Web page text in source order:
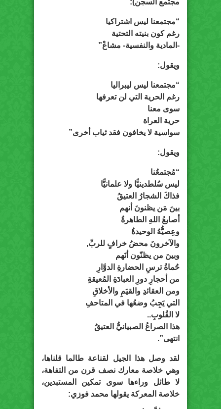
مجتمع السجن):
“مجتمعنا ليس اشتراكيا
رغم كون بنيته التحتية
-المادية والنفسية- مشاعْ”
ويقول:
“مجتمعنا ليس ليبراليا
رغم الحرية التي لن تعرفها
سوى معنا
حرية العراة
سواسية لا يخافون فقد ثياب أخرى”
ويقول:
“مُجتمعُنا
ليس سُلطدينيًّا ولا علمانيًّا
فذاكَ الشجارُ العتيقُ
بينَ مَن يظنونَ أنهم
أصابعُ اللهِ الطاهرةُ
وعِصيُّهُ الوحيدةُ
والآخرونَ محضُ خرافٍ للربِّ,
وبينَ من يظنّون أنَهم
حُماةُ ترسِ الحضارةِ الدوَّارِ
من أحجارِ دورِ العبادَةِ المُعيقةِ
ومن العقائدِ والقيَمِ والأخلاقِ
التي يَجِبُ وضعُها في المتاحفِ
لا القُلوبِ..
هذا الصراعُ الصبيانيُّ العتيقُ
انتهى”.
لقد وصل هذا الجيل لقناعة طالما قلناها،
وهي خلاصة معارك نصف قرن من التفاهة،
لا طائل وراءها سوى تمكين المستبدين،
خلاصة المعركة يقولها محمد فوزي: